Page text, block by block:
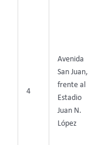
4
Avenida
San Juan,
frente al
Estadio
Juan N.
López